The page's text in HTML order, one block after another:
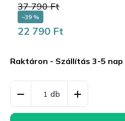
37 790 Ft
–39 %
22 790 Ft
Raktáron - Szállítás 3-5 nap